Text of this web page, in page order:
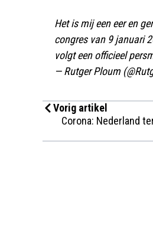
Het is mij een eer en
congres van 9 januari
volgt een officieel
— Rutger Ploum
Vorig artikel
Corona: Nederland